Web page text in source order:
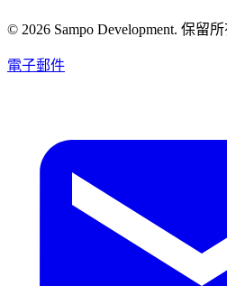
© 2026 Sampo Development. 保留
電子郵件